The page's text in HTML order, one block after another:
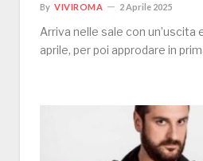
By VIVIROMA 2 Aprile 2025
Arriva nelle sale con un’uscita
aprile, per poi approdare in